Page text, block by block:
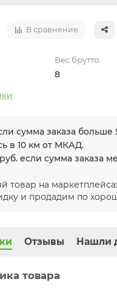
В сравнение
Вес брутто
8
сумма заказа больше
в 10 км от МКАД.
если сумма заказа
товар на
и продадим по
Отзывы Нашли
товара